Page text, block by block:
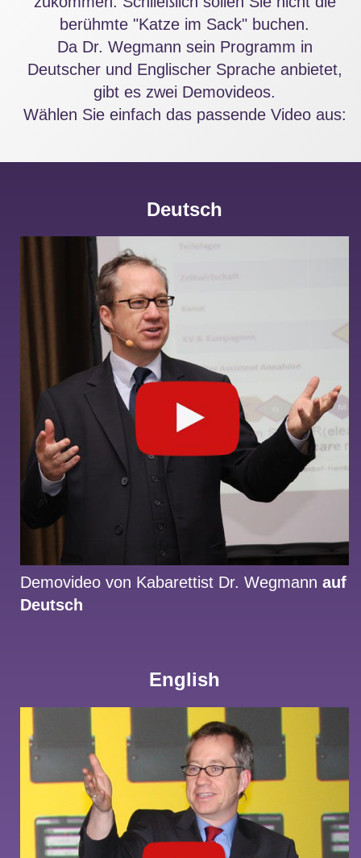
berühmte "Katze im Sack" buchen.
Da Dr. Wegmann sein Programm in
Deutscher und Englischer Sprache anbietet,
gibt es zwei Demovideos.
Wählen Sie einfach das passende Video aus:
Deutsch
Demovideo von Kabarettist Dr. Wegmann auf
Deutsch
English